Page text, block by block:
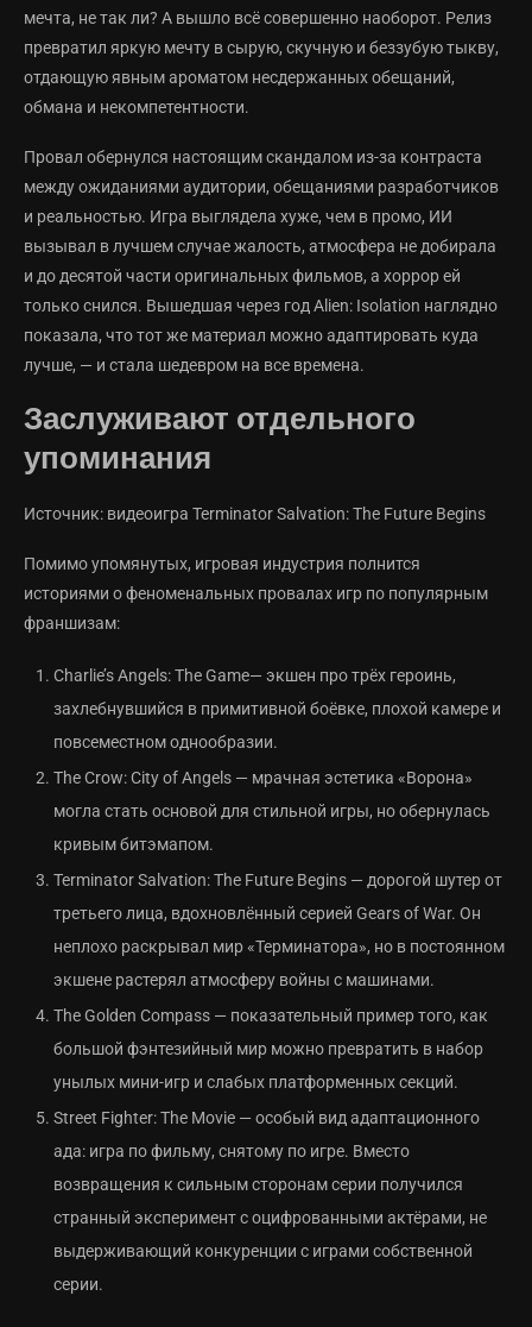
мечта, не так ли? А вышло всё совершенно наоборот. Релиз
превратил яркую мечту в сырую, скучную и беззубую тыкву,
отдающую явным ароматом несдержанных обещаний,
обмана и некомпетентности.
Провал обернулся настоящим скандалом из-за контраста
между ожиданиями аудитории, обещаниями разработчиков
и реальностью. Игра выглядела хуже, чем в промо, ИИ
вызывал в лучшем случае жалость, атмосфера не добирала
и до десятой части оригинальных фильмов, а хоррор ей
только снился. Вышедшая через год Alien: Isolation наглядно
показала, что тот же материал можно адаптировать куда
лучше, — и стала шедевром на все времена.
Заслуживают отдельного
упоминания
Источник: видеоигра Terminator Salvation: The Future Begins
Помимо упомянутых, игровая индустрия полнится
историями о феноменальных провалах игр по популярным
франшизам:
Charlie’s Angels: The Game— экшен про трёх героинь,
захлебнувшийся в примитивной боёвке, плохой камере и
повсеместном однообразии.
The Crow: City of Angels — мрачная эстетика «Ворона»
могла стать основой для стильной игры, но обернулась
кривым битэмапом.
Terminator Salvation: The Future Begins — дорогой шутер от
третьего лица, вдохновлённый серией Gears of War. Он
неплохо раскрывал мир «Терминатора», но в постоянном
экшене растерял атмосферу войны с машинами.
The Golden Compass — показательный пример того, как
большой фэнтезийный мир можно превратить в набор
унылых мини-игр и слабых платформенных секций.
Street Fighter: The Movie — особый вид адаптационного
ада: игра по фильму, снятому по игре. Вместо
возвращения к сильным сторонам серии получился
странный эксперимент с оцифрованными актёрами, не
выдерживающий конкуренции с играми собственной
серии.